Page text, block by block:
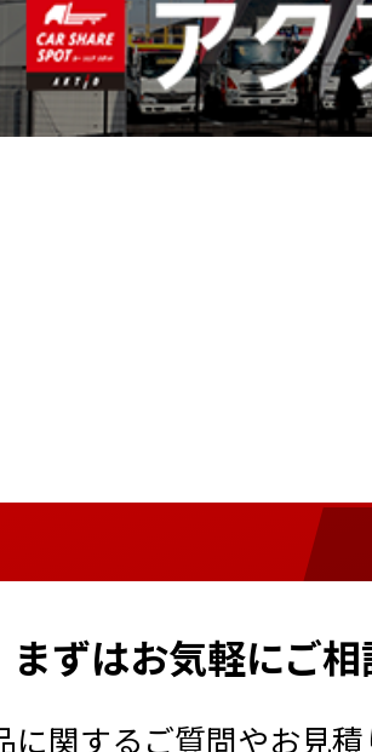
まずはお気軽にご
に関するご質問やお見